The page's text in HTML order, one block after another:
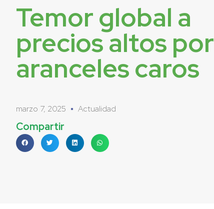
Temor global a
precios altos por
aranceles caros
marzo 7, 2025 Actualidad
Compartir